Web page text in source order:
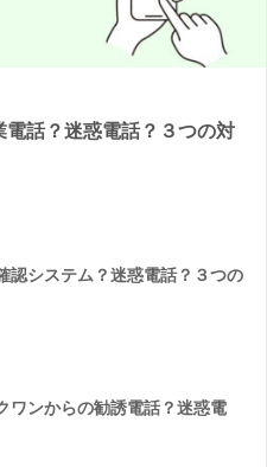
話？迷惑電話？３つの対
認システム？迷惑電話？３つの
ワンからの勧誘電話？迷惑電